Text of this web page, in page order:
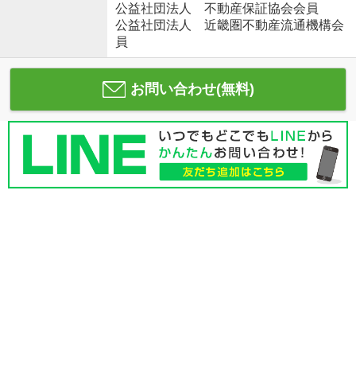
公益社団法人 不動産保証協会会員
公益社団法人 近畿圏不動産流通機構会
員
お問い合わせ(無料)